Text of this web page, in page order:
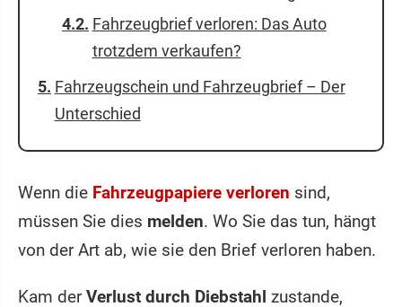
Fahrzeugbrief verloren: Das Auto
trotzdem verkaufen?
Fahrzeugschein und Fahrzeugbrief – Der
Unterschied
Wenn die Fahrzeugpapiere verloren sind,
müssen Sie dies melden. Wo Sie das tun, hängt
von der Art ab, wie sie den Brief verloren haben.
Kam derVerlust durch Diebstahl zustande,